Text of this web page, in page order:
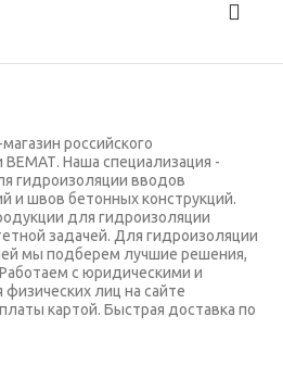
российского
Наша специализация -
гидроизоляции вводов
и швов бетонных конструкций.
для гидроизоляции
задачей. Для гидроизоляции
мы подберем лучшие решения,
с юридическими и
лиц на сайте
картой. Быстрая доставка по